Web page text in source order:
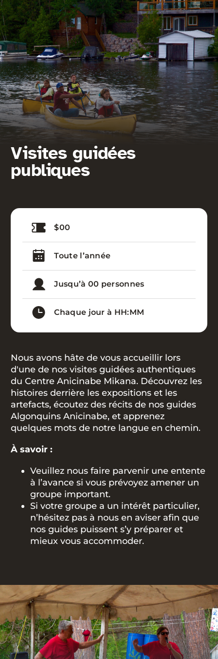
Visites guidées
publiques
$00
Toute l’année
Jusqu’à 00 personnes
Chaque jour à HH:MM
Nous avons hâte de vous accueillir lors
d'une de nos visites guidées authentiques
du Centre Anicinabe Mikana. Découvrez les
histoires derrière les expositions et les
artefacts, écoutez des récits de nos guides
Algonquins Anicinabe, et apprenez
quelques mots de notre langue en chemin.
À savoir :
Veuillez nous faire parvenir une entente
à l’avance si vous prévoyez amener un
groupe important.
Si votre groupe a un intérêt particulier,
n’hésitez pas à nous en aviser afin que
nos guides puissent s’y préparer et
mieux vous accommoder.